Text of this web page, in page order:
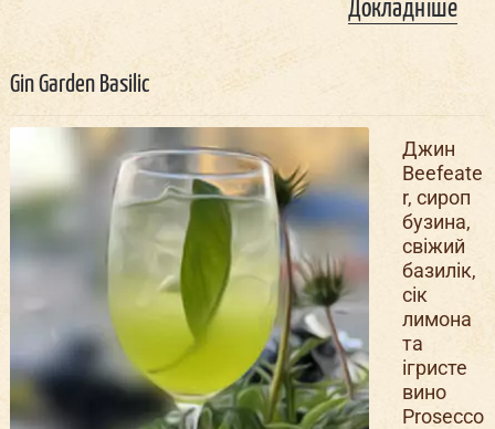
Докладніше
Gin Garden Basilic
Джин
Beefeate
r, сироп
бузина,
свіжий
базилік,
сік
лимона
та
ігристе
вино
Prosecco